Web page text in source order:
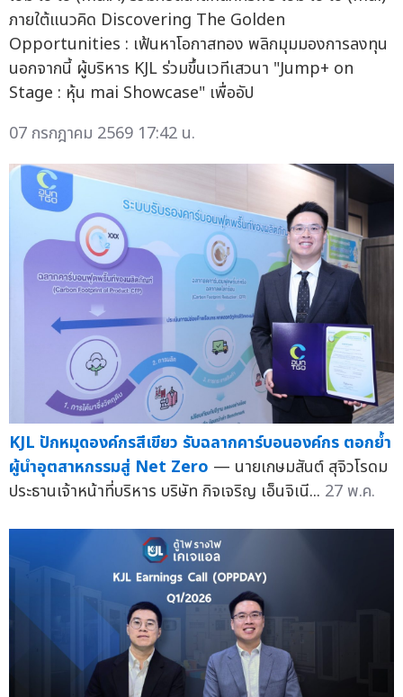
ภายใต้แนวคิด Discovering The Golden
Opportunities : เฟ้นหาโอกาสทอง พลิกมุมมองการลงทุน
นอกจากนี้ ผู้บริหาร KJL ร่วมขึ้นเวทีเสวนา "Jump+ on
Stage : หุ้น mai Showcase" เพื่ออัป
07 กรกฎาคม 2569 17:42 น.
KJL ปักหมุดองค์กรสีเขียว รับฉลากคาร์บอนองค์กร ตอกย้ำ
ผู้นำอุตสาหกรรมสู่ Net Zero — นายเกษมสันต์ สุจิวโรดม
ประธานเจ้าหน้าที่บริหาร บริษัท กิจเจริญ เอ็นจิเนี... 27 พ.ค.